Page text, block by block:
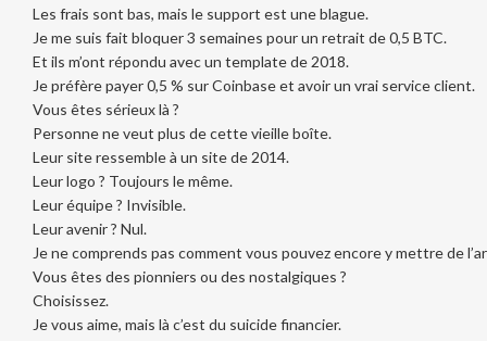
Les frais sont bas, mais le support est une blague.
Je me suis fait bloquer 3 semaines pour un retrait de 0,5 BTC.
Et ils m’ont répondu avec un template de 2018.
Je préfère payer 0,5 % sur Coinbase et avoir un vrai service client.
Vous êtes sérieux là ?
Personne ne veut plus de cette vieille boîte.
Leur site ressemble à un site de 2014.
Leur logo ? Toujours le même.
Leur équipe ? Invisible.
Leur avenir ? Nul.
Je ne comprends pas comment vous pouvez encore y mettre de
Vous êtes des pionniers ou des nostalgiques ?
Choisissez.
Je vous aime, mais là c’est du suicide financier.